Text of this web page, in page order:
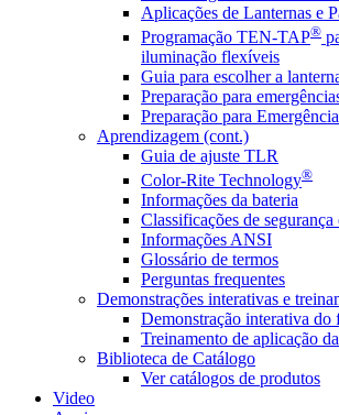
Aplicações de Lanternas e
Programação TEN-TAP®
iluminação flexíveis
Guia para escolher a
Preparação para
Preparação para
Aprendizagem (cont.)
Guia de ajuste TLR
Color-Rite Technology®
Informações da bateria
Classificações de
Informações ANSI
Glossário de termos
Perguntas frequentes
Demonstrações interativas e
Demonstração interativa do
Treinamento de aplicação
Biblioteca de Catálogo
Ver catálogos de produtos
Video